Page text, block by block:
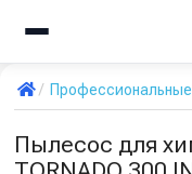
Пылесос для